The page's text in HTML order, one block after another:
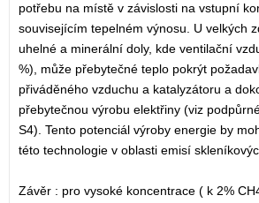
potřebu na místě v závislosti na vstupní
souvisejícím tepelném výnosu. U velkých
uhelné a minerální doly, kde ventilační
%), může přebytečné teplo pokrýt
přiváděného vzduchu a katalyzátoru a
přebytečnou výrobu elektřiny (viz
S4). Tento potenciál výroby energie by
této technologie v oblasti emisí
Závěr : pro vysoké koncentrace ( k 2%